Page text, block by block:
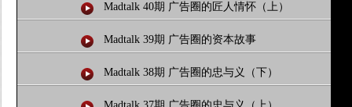
Madtalk 40期 广告圈的匠人情怀（上）
Madtalk 39期 广告圈的资本故事
Madtalk 38期 广告圈的忠与义（下）